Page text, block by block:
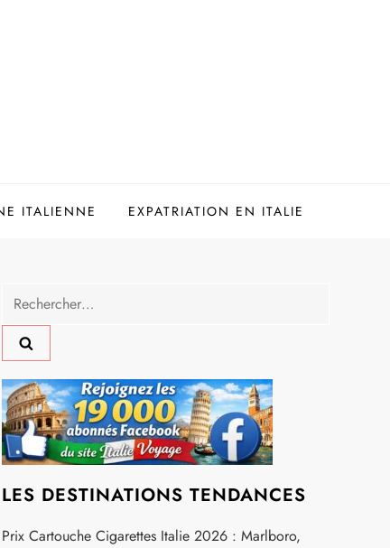
ITALIENNE EXPATRIATION EN ITALIE
Rechercher :
LES DESTINATIONS TENDANCES
Prix Cartouche Cigarettes Italie 2026 : Marlboro,